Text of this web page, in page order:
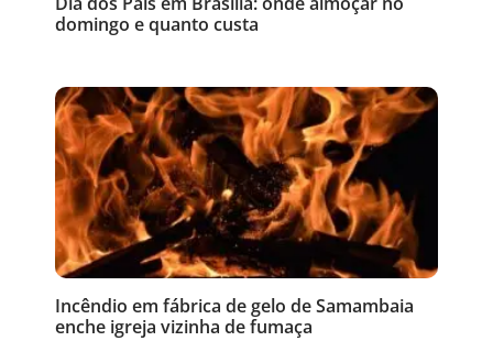
domingo e quanto custa
Incêndio em fábrica de gelo de Samambaia
enche igreja vizinha de fumaça